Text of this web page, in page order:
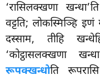
‘रासिलक्खणा खन्धा’ति
वट्टति; लोकस्मिञ्हि इणं
दस्साम, तीहि
‘कोट्ठासलक्खणा
रूपक्खन्धोति